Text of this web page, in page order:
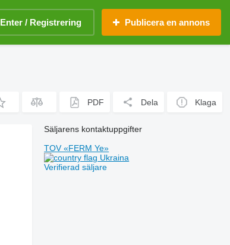
Enter / Registrering Publicera en annons
PDF Dela Klaga
Säljarens kontaktuppgifter
TOV «FERM Ye»
Ukraina
Verifierad säljare